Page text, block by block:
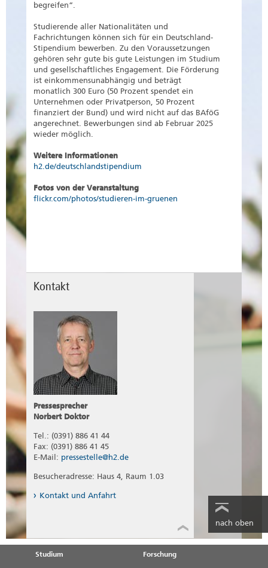
begreifen“.
Studierende aller Nationalitäten und
Fachrichtungen können sich für ein Deutschland-
Stipendium bewerben. Zu den Voraussetzungen
gehören sehr gute bis gute Leistungen im Studium
und gesellschaftliches Engagement. Die Förderung
ist einkommensunabhängig und beträgt
monatlich 300 Euro (50 Prozent spendet ein
Unternehmen oder Privatperson, 50 Prozent
finanziert der Bund) und wird nicht auf das BAföG
angerechnet. Bewerbungen sind ab Februar 2025
wieder möglich.
Weitere Informationen
h2.de/deutschlandstipendium
Fotos von der Veranstaltung
flickr.com/photos/studieren-im-gruenen
Kontakt
Pressesprecher
Norbert Doktor
Tel.: (0391) 886 41 44
Fax: (0391) 886 41 45
E-Mail: pressestelle@h2.de
Besucheradresse: Haus 4, Raum 1.03
Kontakt und Anfahrt
nach oben
Studium Forschung